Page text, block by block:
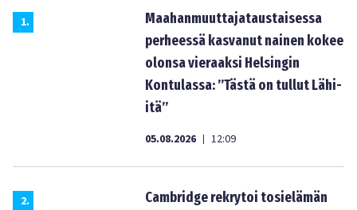
1.
Maahanmuuttajataustaisessa
perheessä kasvanut nainen kokee
olonsa vieraaksi Helsingin
Kontulassa: ”Tästä on tullut Lähi-
itä”
05.08.2026 | 12:09
2.
Cambridge rekrytoi tosielämän